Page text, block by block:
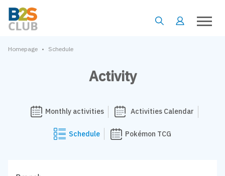
Homepage • Schedule
Activity
Monthly activities
Activities Calendar
Schedule
Pokémon TCG